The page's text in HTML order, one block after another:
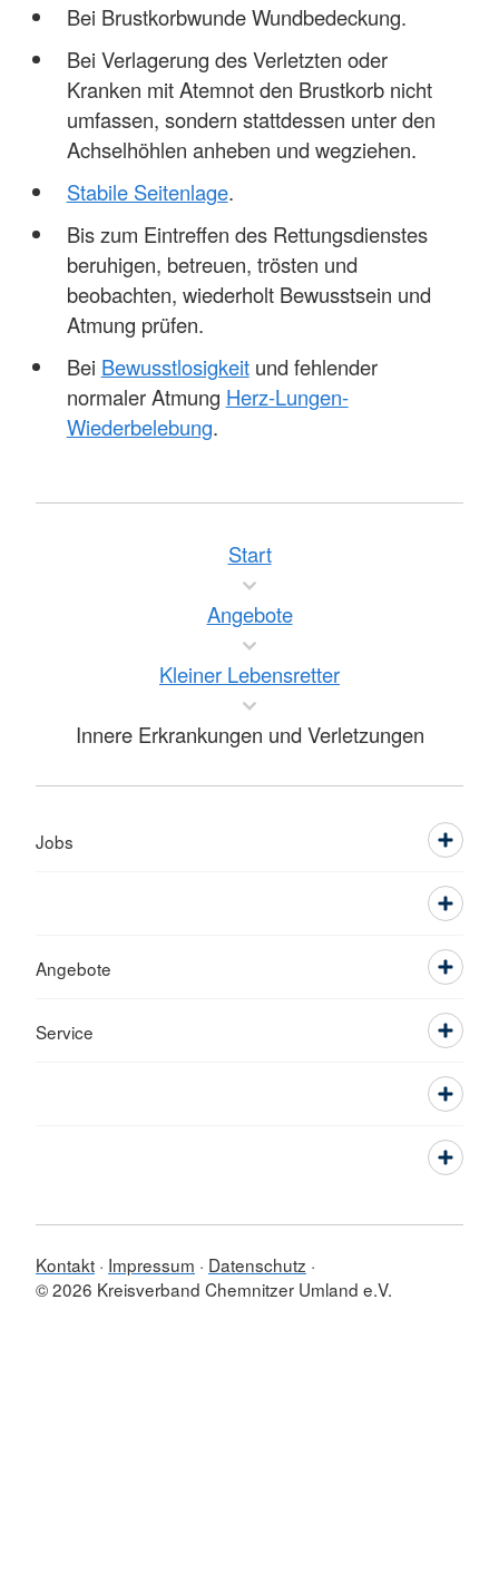
Bei Brustkorbwunde Wundbedeckung.
Bei Verlagerung des Verletzten oder
Kranken mit Atemnot den Brustkorb nicht
umfassen, sondern stattdessen unter den
Achselhöhlen anheben und wegziehen.
Stabile Seitenlage.
Bis zum Eintreffen des Rettungsdienstes
beruhigen, betreuen, trösten und
beobachten, wiederholt Bewusstsein und
Atmung prüfen.
Bei Bewusstlosigkeitund fehlender
normaler Atmung Herz-Lungen-
Wiederbelebung.
Start
Angebote
Kleiner Lebensretter
Innere Erkrankungen und Verletzungen
Jobs
Angebote
Service
Kontakt Impressum
Datenschutz
© 2026 Kreisverband Chemnitzer Umland e.V.